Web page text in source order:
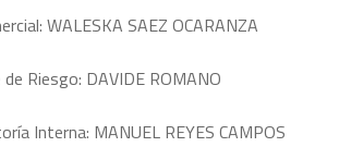
WALESKA SAEZ OCARANZA
Riesgo: DAVIDE ROMANO
Interna: MANUEL REYES CAMPOS